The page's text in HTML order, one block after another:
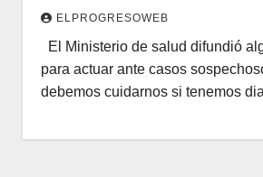
ELPROGRESOWEB
El Ministerio de salud difundió
para actuar ante casos
debemos cuidarnos si tenemos